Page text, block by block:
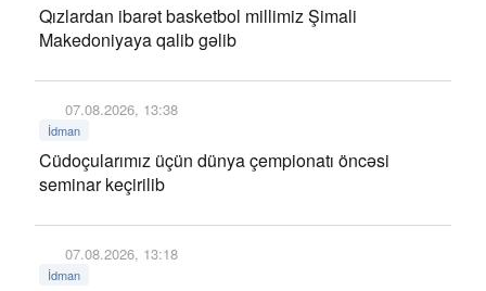
Qızlardan ibarət basketbol millimiz Şimali
Makedoniyaya qalib gəlib
07.08.2026, 13:38
İdman
Cüdoçularımız üçün dünya çempionatı öncəsi
seminar keçirilib
07.08.2026, 13:18
İdman